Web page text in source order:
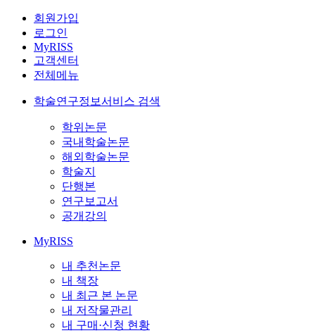
회원가입
로그인
MyRISS
고객센터
전체메뉴
학술연구정보서비스 검색
학위논문
국내학술논문
해외학술논문
학술지
단행본
연구보고서
공개강의
MyRISS
내 추천논문
내 책장
내 최근 본 논문
내 저작물관리
내 구매·신청 현황